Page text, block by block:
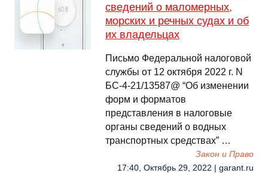
сведений о маломерных,
морских и речных судах и об
их владельцах
Письмо Федеральной налоговой
службы от 12 октября 2022 г. N
БС-4-21/13587@ “Об изменении
форм и форматов
представления в налоговые
органы сведений о водных
транспортных средствах” …
Закон и Право
17:40, Октябрь 29, 2022 | garant.ru